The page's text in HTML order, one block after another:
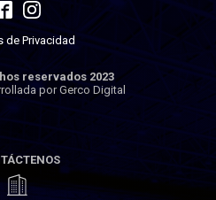
de Privacidad
reservados 2023
por Gerco Digital